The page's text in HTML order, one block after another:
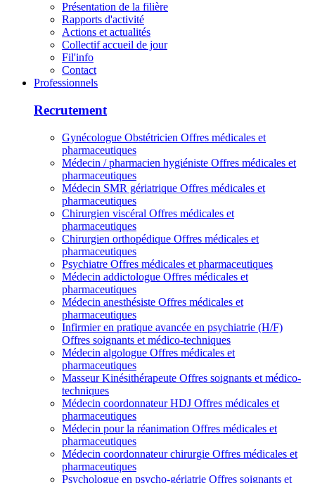
Présentation de la filière
Rapports d'activité
Actions et actualités
Collectif accueil de jour
Fil'info
Contact
Professionnels
Recrutement
Gynécologue Obstétricien Offres médicales et
pharmaceutiques
Médecin / pharmacien hygiéniste Offres médicales et
pharmaceutiques
Médecin SMR gériatrique Offres médicales et
pharmaceutiques
Chirurgien viscéral Offres médicales et
pharmaceutiques
Chirurgien orthopédique Offres médicales et
pharmaceutiques
Psychiatre Offres médicales et pharmaceutiques
Médecin addictologue Offres médicales et
pharmaceutiques
Médecin anesthésiste Offres médicales et
pharmaceutiques
Infirmier en pratique avancée en psychiatrie (H/F)
Offres soignants et médico-techniques
Médecin algologue Offres médicales et
pharmaceutiques
Masseur Kinésithérapeute Offres soignants et médico-
techniques
Médecin coordonnateur HDJ Offres médicales et
pharmaceutiques
Médecin pour la réanimation Offres médicales et
pharmaceutiques
Médecin coordonnateur chirurgie Offres médicales et
pharmaceutiques
Psychologue en psycho-gériatrie Offres soignants et